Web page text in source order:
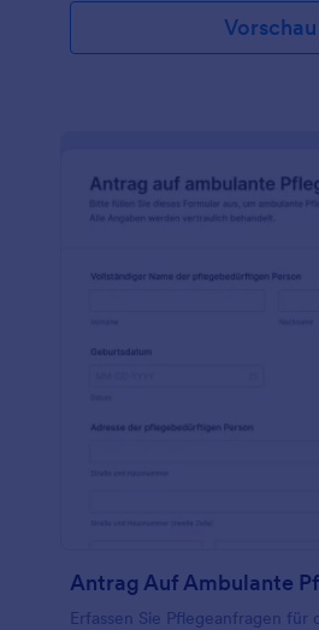
Vorschau
Antrag Auf Ambulante
Erfassen Sie Pflegeanfragen für